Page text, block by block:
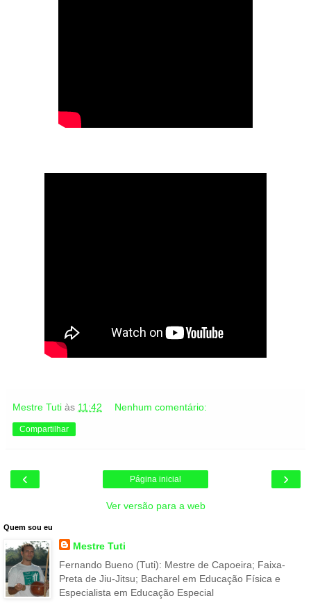
Mestre Tuti às 11:42 Nenhum comentário:
Compartilhar
‹ ›
Página inicial
Ver versão para a web
Quem sou eu
Mestre Tuti
Fernando Bueno (Tuti): Mestre de Capoeira; Faixa-
Preta de Jiu-Jitsu; Bacharel em Educação Física e
Especialista em Educação Especial